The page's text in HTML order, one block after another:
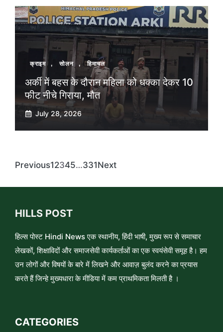
क्राइम , सोलन , हिमाचल
अर्की में बहस के दौरान महिला को धक्का देकर 10
फीट नीचे गिराया, मौत
July 28, 2026
Previous12345…331Next
HILLS POST
हिल्स पोस्ट Hindi News एक स्थानीय, हिंदी भाषी, मुख्य रूप से समाचार
लेखकों, शिक्षाविदों और समाजसेवी कार्यकर्ताओं का एक स्वयंसेवी समूह है। हम
उन लोगों और विषयों के बारे में लिखने और आवाज़ बुलंद करने का प्रयास
करते हैं जिन्हे मुख्यधारा के मीडिया में कम प्राथमिकता मिलती है ।
CATEGORIES